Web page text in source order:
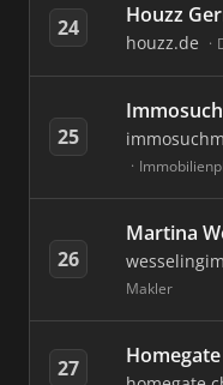
24 Houzz
houzz.de
25
26
Martina
Makler
27 Homegate